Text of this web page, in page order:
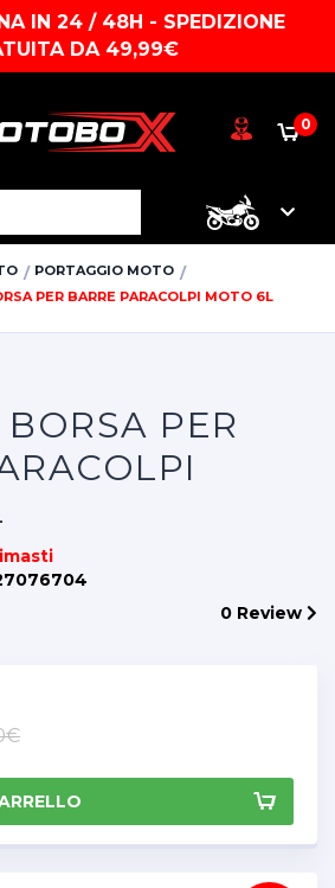
IN 24 / 48H - SPEDIZIONE
DA 49,99€
0
PORTAGGIO MOTO
PER BARRE PARACOLPI MOTO 6L
PER
0 Review